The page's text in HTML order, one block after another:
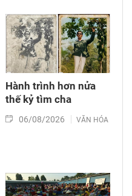
Hành trình hơn nửa
thế kỷ tìm cha
06/08/2026 VĂN HÓA